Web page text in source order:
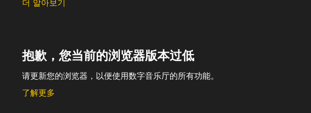
더 알아보기
抱歉，您当前的浏览器版本过低
请更新您的浏览器，以便使用数字音乐厅的所有功能。
了解更多